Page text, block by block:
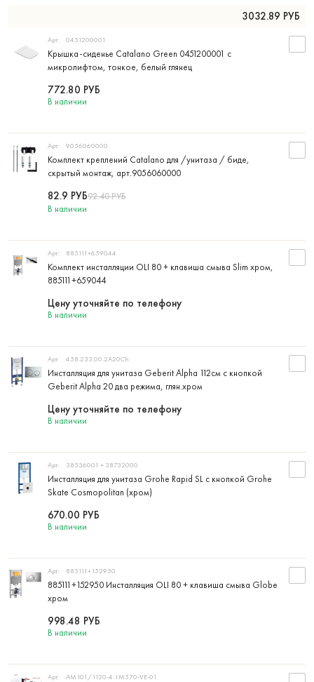
3032.89 РУБ
Крышка-сиденье Catalano Green 0451200001 с
микролифтом, тонкое, белый глянец
Арт: 0451200001
В наличии
772.80 РУБ
Комплект креплений Catalano для /унитаза / биде,
скрытый монтаж, арт.9056060000
Арт: 9056060000
В наличии
92.40РУБ
82.9 РУБ
Комплект инсталляции OLI 80 + клавиша смыва Slim хром,
885111+659044
Арт: 885111+659044
В наличии
Цену уточняйте по телефону
Инсталляция для унитаза Geberit Alpha 112см с кнопкой
Geberit Alpha 20 два режима, глян.хром
Арт: 458.233.00.2A20Ch
В наличии
Цену уточняйте по телефону
Инсталляция для унитаза Grohe Rapid SL с кнопкой Grohe
Skate Cosmopolitan (хром)
Арт: 38536001 + 38732000
В наличии
670.00 РУБ
885111+152950 Инсталляция OLI 80 + клавиша смыва Globe
хром
Арт: 885111+152950
В наличии
998.48 РУБ
Арт: AM101/1120-4:1M570-VE-01